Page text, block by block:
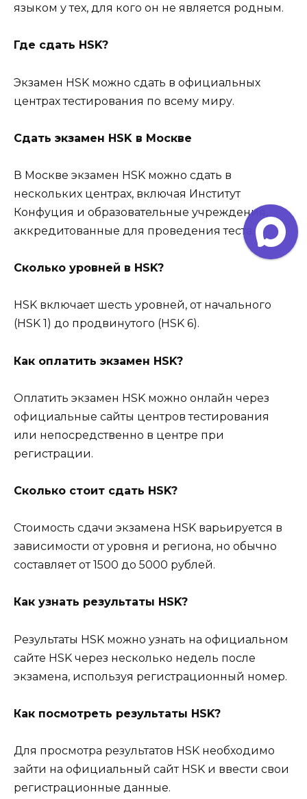
языком у тех, для кого он не является родным.
Где сдать HSK?
Экзамен HSK можно сдать в официальных
центрах тестирования по всему миру.
Сдать экзамен HSK в Москве
В Москве экзамен HSK можно сдать в
нескольких центрах, включая Институт
Конфуция и образовательные учреждения,
аккредитованные для проведения теста.
Сколько уровней в HSK?
HSK включает шесть уровней, от начального
(HSK 1) до продвинутого (HSK 6).
Как оплатить экзамен HSK?
Оплатить экзамен HSK можно онлайн через
официальные сайты центров тестирования
или непосредственно в центре при
регистрации.
Сколько стоит сдать HSK?
Стоимость сдачи экзамена HSK варьируется в
зависимости от уровня и региона, но обычно
составляет от 1500 до 5000 рублей.
Как узнать результаты HSK?
Результаты HSK можно узнать на официальном
сайте HSK через несколько недель после
экзамена, используя регистрационный номер.
Как посмотреть результаты HSK?
Для просмотра результатов HSK необходимо
зайти на официальный сайт HSK и ввести свои
регистрационные данные.